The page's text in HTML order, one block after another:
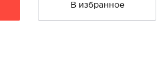
В избранное